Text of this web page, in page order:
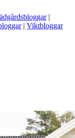
|
| Viktbloggar